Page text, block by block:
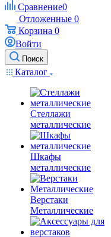
Сравнение0
Отложенные 0
Корзина 0
Войти
Поиск
Каталог
Стеллажи
металлические
Шкафы
металлические
Верстаки
Металлические